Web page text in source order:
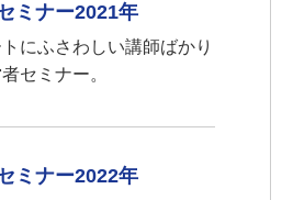
ミナー2021年
にふさわしい講師ばかり
セミナー。
ミナー2022年